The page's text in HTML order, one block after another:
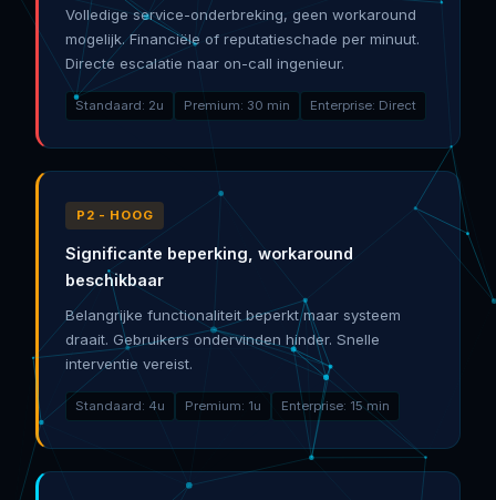
Volledige service-onderbreking, geen workaround
mogelijk. Financiële of reputatieschade per minuut.
Directe escalatie naar on-call ingenieur.
Standaard: 2u Premium: 30 min Enterprise: Direct
P2 - HOOG
Significante beperking, workaround
beschikbaar
Belangrijke functionaliteit beperkt maar systeem
draait. Gebruikers ondervinden hinder. Snelle
interventie vereist.
Standaard: 4u Premium: 1u Enterprise: 15 min